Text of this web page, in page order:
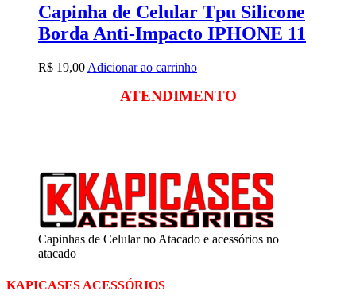
Capinha de Celular Tpu Silicone
Borda Anti-Impacto IPHONE 11
R$ 19,00 Adicionar ao carrinho
ATENDIMENTO
Capinhas de Celular no Atacado e acessórios no
atacado
KAPICASES ACESSÓRIOS